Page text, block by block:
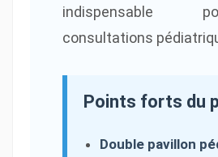
indispensable
consultations
Points forts du
Double pavillon